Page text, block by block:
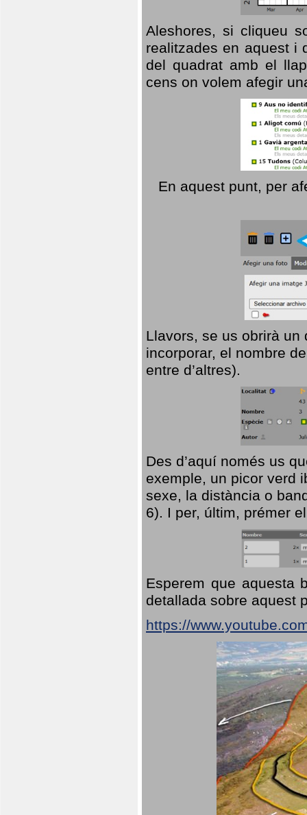
Aleshores, si cliqueu
realitzades en aquest i
del quadrat amb el
cens on volem afegir
En aquest punt, per
Llavors, se us obrirà
incorporar, el nombre
entre d’altres).
Des d’aquí només us
exemple, un picor verd
sexe, la distància o
6). I per, últim, prémer
Esperem que aquesta
detallada sobre aquest
https://